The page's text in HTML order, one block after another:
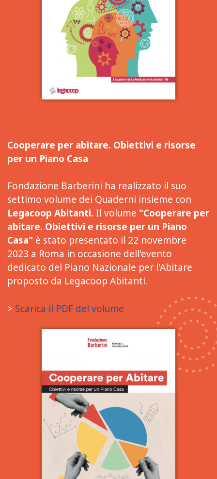
Cooperare per abitare. Obiettivi e risorse
per un Piano Casa
Fondazione Barberini ha realizzato il suo
settimo volume dei Quaderni insieme con
Legacoop Abitanti. Il volume "Cooperare per
abitare. Obiettivi e risorse per un Piano
Casa" è stato presentato il 22 novembre
2023 a Roma in occasione dell'evento
dedicato del Piano Nazionale per l'Abitare
proposto da Legacoop Abitanti.
> Scarica il PDF del volume